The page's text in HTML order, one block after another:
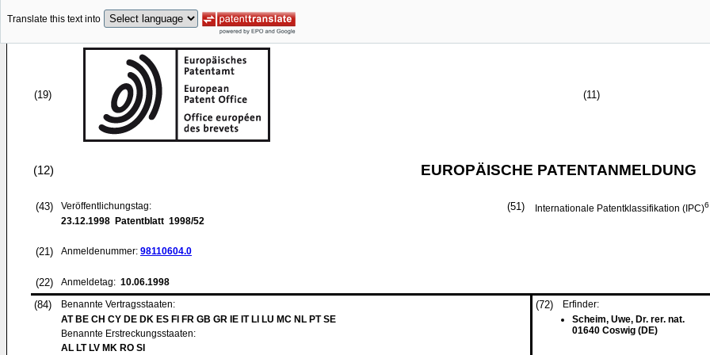
Translate this text into
(19) (11)
(12) EUROPÄISCHE PATENTANMELDUNG
(43)
Veröffentlichungstag:
23.12.1998 Patentblatt 1998/52
(21) Anmeldenummer: 98110604.0
(22) Anmeldetag: 10.06.1998
(51) Internationale Patentklassifikation (IPC)6
(84)
Benannte Vertragsstaaten:
AT BE CH CY DE DK ES FI FR GB GR IE IT LI LU MC NL PT SE
Benannte Erstreckungsstaaten:
AL LT LV MK RO SI
(72)
Erfinder:
Scheim, Uwe, Dr. rer. nat.
01640 Coswig (DE)